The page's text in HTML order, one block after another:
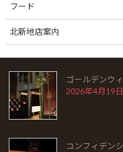
ュ（
2026年5月6日
ゴールデンウ
2026年4月19日
コンフィデン
フード
北新地店案内